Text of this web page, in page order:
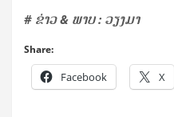
# ຂ່າວ & ພາບ : ວຽງມາ
Share:
Facebook X